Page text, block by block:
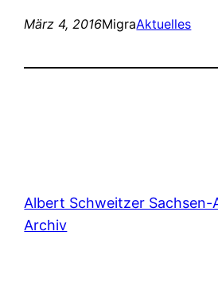
März 4, 2016MigraAktuelles
Albert Schweitzer Sachsen-
Archiv